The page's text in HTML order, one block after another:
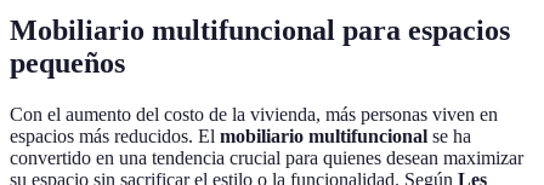
Mobiliario multifuncional para espacios
pequeños
Con el aumento del costo de la vivienda, más personas viven en
espacios más reducidos. El mobiliario multifuncional se ha
convertido en una tendencia crucial para quienes desean maximizar
su espacio sin sacrificar el estilo o la funcionalidad. Según Les